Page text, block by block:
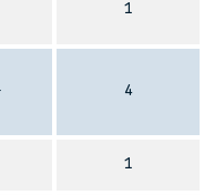
1
4
1